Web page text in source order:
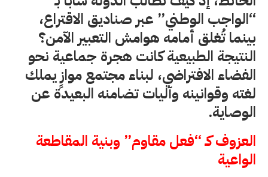
“الواجب الوطني” عبر صناديق الاقتراع،
بينما تُغلق أمامه هوامش التعبير الآمن؟
النتيجة الطبيعية كانت هجرة جماعية نحو
الفضاء الافتراضي، لبناء مجتمع موازٍ يملك
لغته وقوانينه وآليات تضامنه البعيدة عن
الوصاية.
العزوف كـ “فعل مقاوم” وبنية المقاطعة
الواعية